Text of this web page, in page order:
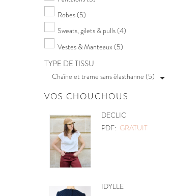
Robes (5)
Sweats, gilets & pulls (4)
Vestes & Manteaux (5)
TYPE DE TISSU
Chaîne et trame sans élasthanne (5) 
VOS CHOUCHOUS
POCHETTE
PDF: GRATUIT
MOBILE CŒURS